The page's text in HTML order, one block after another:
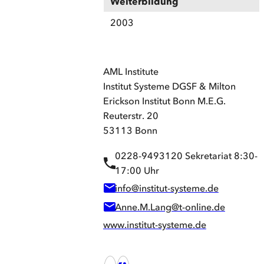
2003
AML Institute
Institut Systeme DGSF & Milton
Erickson Institut Bonn M.E.G.
Reuterstr. 20
53113 Bonn
0228-9493120 Sekretariat 8:30-
17:00 Uhr
info@institut-systeme.de
Anne.M.Lang@t-online.de
www.institut-systeme.de